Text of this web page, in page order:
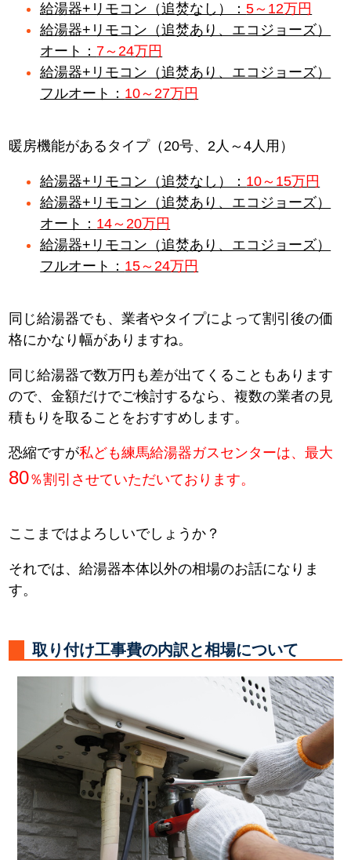
給湯器+リモコン（追焚なし）：5～12万円
給湯器+リモコン（追焚あり、エコジョーズ）
オート： 7～24万円
給湯器+リモコン（追焚あり、エコジョーズ）
フルオート： 10～27万円
暖房機能があるタイプ（20号、2人～4人用）
給湯器+リモコン（追焚なし）： 10～15万円
給湯器+リモコン（追焚あり、エコジョーズ）
オート： 14～20万円
給湯器+リモコン（追焚あり、エコジョーズ）
フルオート： 15～24万円
同じ給湯器でも、業者やタイプによって割引後の価
格にかなり幅がありますね。
同じ給湯器で数万円も差が出てくることもあります
ので、金額だけでご検討するなら、複数の業者の見
積もりを取ることをおすすめします。
恐縮ですが私ども練馬給湯器ガスセンターは、最大
80％割引させていただいております。
ここまではよろしいでしょうか？
それでは、給湯器本体以外の相場のお話になりま
す。
取り付け工事費の内訳と相場について